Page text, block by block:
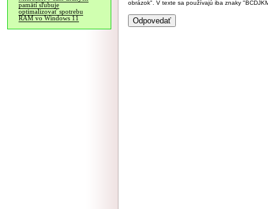
pamätí sľubuje
optimalizovať spotrebu
RAM vo Windows 11
obrázok". V texte sa používajú iba znaky